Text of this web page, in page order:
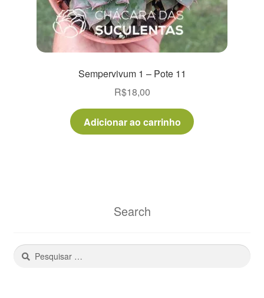
Sempervivum 1 – Pote 11
R$18,00
Adicionar ao carrinho
Search
Pesquisar
por: